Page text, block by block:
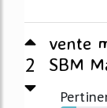
2
vente
SBM